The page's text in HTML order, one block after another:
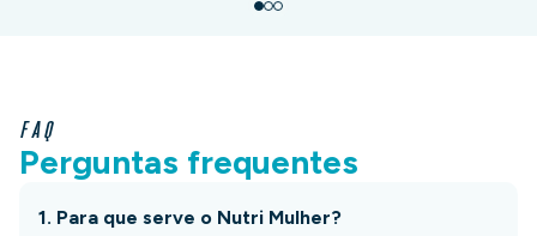
FAQ
Perguntas frequentes
1. Para que serve o Nutri Mulher?